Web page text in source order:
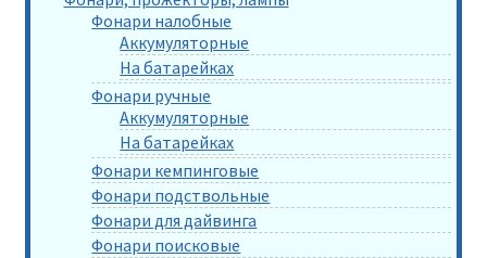
Фонари налобные
Аккумуляторные
На батарейках
Фонари ручные
Аккумуляторные
На батарейках
Фонари кемпинговые
Фонари подствольные
Фонари для дайвинга
Фонари поисковые